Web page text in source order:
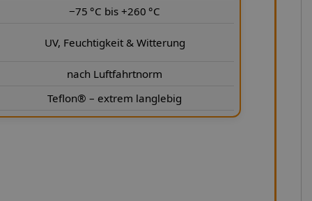
−75 °C bis +260 °C
UV, Feuchtigkeit & Witterung
nach Luftfahrtnorm
Teflon® – extrem langlebig